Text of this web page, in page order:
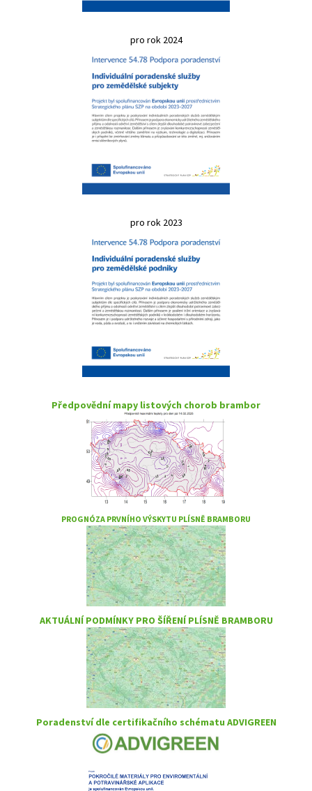
pro rok 2024
pro rok 2023
Předpovědní mapy listových chorob brambor
PROGNÓZA PRVNÍHO VÝSKYTU PLÍSNĚ BRAMBORU
AKTUÁLNÍ PODMÍNKY PRO ŠÍŘENÍ PLÍSNĚ BRAMBORU
Poradenství dle certifikačního schématu ADVIGREEN